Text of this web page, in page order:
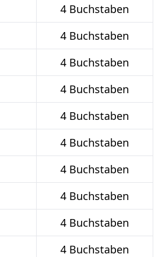
4 Buchstaben
4 Buchstaben
4 Buchstaben
4 Buchstaben
4 Buchstaben
4 Buchstaben
4 Buchstaben
4 Buchstaben
4 Buchstaben
4 Buchstaben